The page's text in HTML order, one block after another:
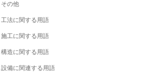
その他
工法に関する用語
施工に関する用語
構造に関する用語
設備に関連する用語